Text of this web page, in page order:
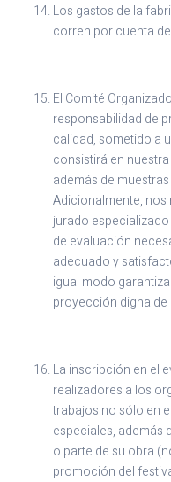
Los gastos de la
corren por cuenta
El Comité
responsabilidad de
calidad, sometido a
consistirá en
además de
Adicionalmente, nos
jurado
de evaluación
adecuado y
igual modo
proyección digna
La inscripción en el
realizadores a los
trabajos no sólo en
especiales, además
o parte de su obra
promoción del